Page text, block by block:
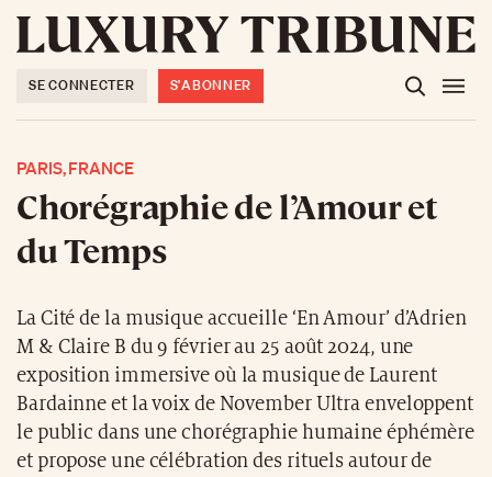
SE CONNECTER S'ABONNER
PARIS, FRANCE
Chorégraphie de l’Amour et
du Temps
La Cité de la musique accueille ‘En Amour’ d’Adrien
M & Claire B du 9 février au 25 août 2024, une
exposition immersive où la musique de Laurent
Bardainne et la voix de November Ultra enveloppent
le public dans une chorégraphie humaine éphémère
et propose une célébration des rituels autour de